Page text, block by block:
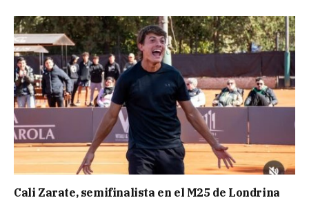
Cali Zarate, semifinalista en el M25 de Londrina